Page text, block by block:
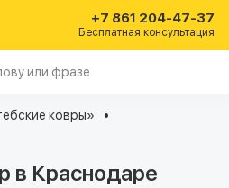
+7 861 204-47-37
Бесплатная консультация
ковры»
в Краснодаре